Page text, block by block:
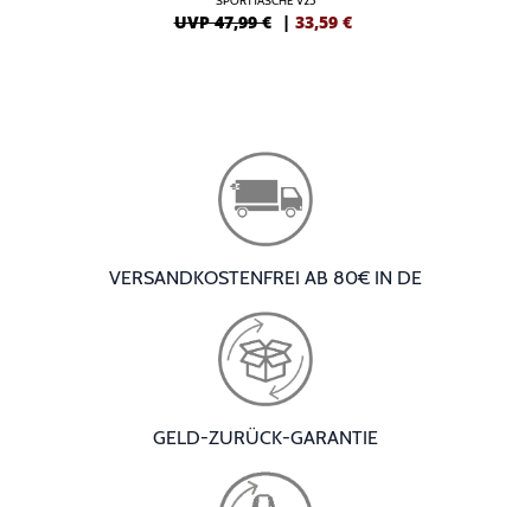
UVP 47,99 € | 33,59 €
VERSANDKOSTENFREI AB 80€ IN DE
GELD-ZURÜCK-GARANTIE